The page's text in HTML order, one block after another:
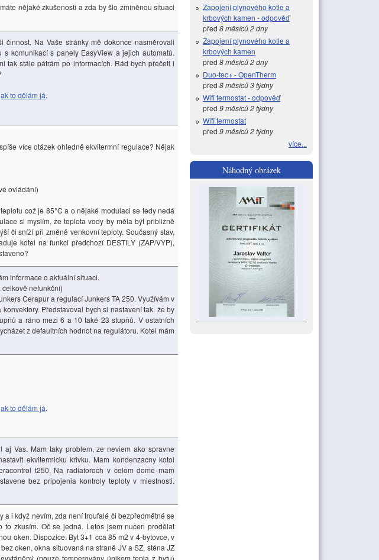
nějaké zkušenosti a zda by šlo zmíněnou situaci
činnost. Na Vaše stránky mě dokonce nasměrovali
komunikací s panely EasyView a jejich automatů.
tak stále pátrám po informacích. Rád bych přečetl i
to dělám já.
více otázek ohledně ekvitermní regulace? Nějak
ovládání)
což je 85°C a o nějaké modulaci se tedy nedá
si myslím, že teplota vody by měla být přibližně
či sníží při změně venkovní teploty. Současný stav,
kotel na funkci předchozí DESTILY (ZAP/VYP),
informace o aktuální situaci.
nefunkční)
Cerapur a regulací Junkers TA 250. Využívám v
Představoval bych si nastavení tak, že by
a ráno mezi 6 a 10 také 23 stupňů. V ostatních
z defaultních hodnot na regulátoru. Kotel mám
to dělám já.
Vas. Mam taky problem, ze neviem ako spravne
ekvitermicku krivku. Mam kondenzacny kotol
t250. Na radiatoroch v celom dome mam
bez pripojenia kontroly teploty v miestnosti.
i když nevím, zda není troufalé či bezpředmětné se
to zkusím. Oč se jedná. Letos jsem nucen prodělat
oken. Dispozice: Byt 3+1 cca 85 m2 v 4-bytovce, v
oken, okna situovaná na straně JV a SZ, stěna JZ
(pouze temperovány únikem tepla z bytu)
Zapojení plynového kotle a
krbových kamen - odpověď
před 8 měsíců 2 dny
Zapojení plynového kotle a
krbových kamen
před 8 měsíců 2 dny
Duo-tec+ - OpenTherm
před 8 měsíců 3 týdny
Wifi termostat - odpověď
před 9 měsíců 2 týdny
Wifi termostat
před 9 měsíců 2 týdny
více...
Náhodný obrázek